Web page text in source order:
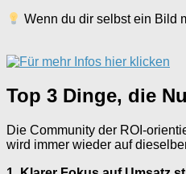
Wenn du dir selbst ein Bild
Top 3 Dinge, die
Die Community der ROI-
wird immer wieder auf